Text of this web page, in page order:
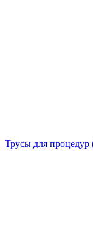
Трусы для